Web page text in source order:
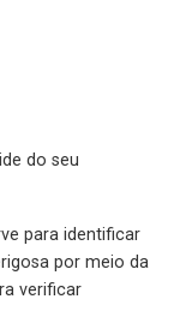
do seu
para identificar
por meio da
verificar